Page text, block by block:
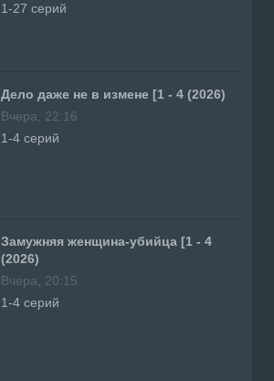
1-27 серий
Дело даже не в измене [1 - 4 (2026)
Вчера, 22:16
1-4 серий
Замужняя женщина-убийца [1 - 4
(2026)
Вчера, 20:15
1-4 серий